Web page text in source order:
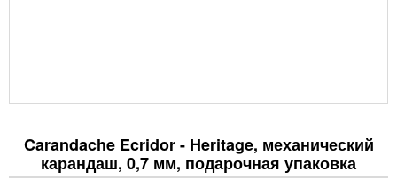
Carandache Ecridor - Heritage, механический
карандаш, 0,7 мм, подарочная упаковка